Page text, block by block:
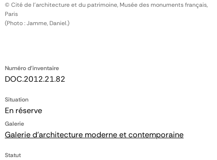
Numéro d'inventaire
DOC.2012.21.82
Situation
En réserve
Galerie
Galerie d'architecture moderne et contemporaine
Statut
© Cité de l'architecture et du patrimoine, Musée des monuments français,
Paris
(Photo : Jamme, Daniel.)